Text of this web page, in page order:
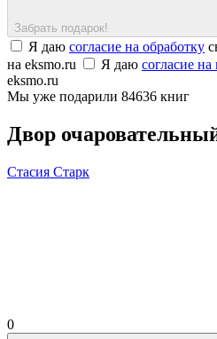
Забрать подарок!
Я даю согласие на обработку
на eksmo.ru
Я даю согласие
eksmo.ru
Мы уже подарили 84636 книг
Двор
Стасия Старк
0